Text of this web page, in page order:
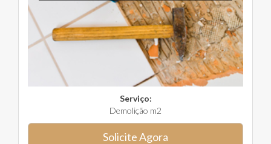
Serviço:
Demolição m2
Solicite Agora